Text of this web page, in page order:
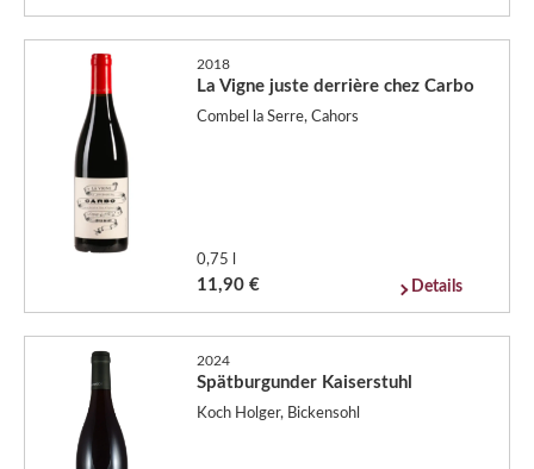
2018
La Vigne juste derrière chez Carbo
Combel la Serre, Cahors
0,75 l
11,90 € Details
2024
Spätburgunder Kaiserstuhl
Koch Holger, Bickensohl